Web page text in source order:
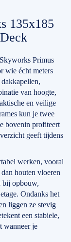
135x185
Primus
wie écht meters
van hoogte,
en veilige
kun je twee
bovenin profiteert
geeft tijdens
werken, vooral
houten vloeren
bij opbouw,
Ondanks het
liggen ze stevig
een stabiele,
wanneer je